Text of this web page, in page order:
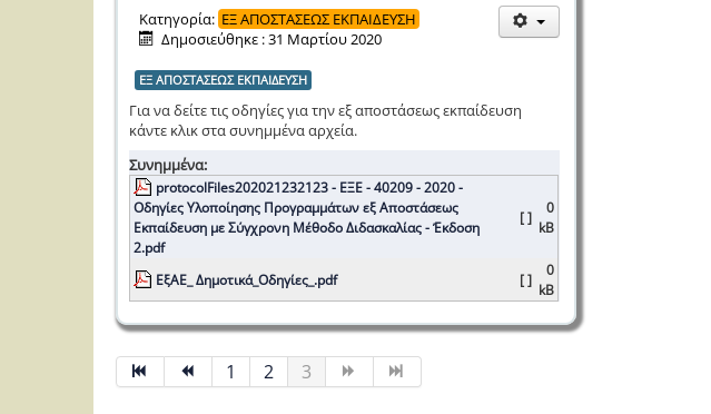
Κατηγορία: ΕΞ ΑΠΟΣΤΑΣΕΩΣ ΕΚΠΑΙΔΕΥΣΗ
Δημοσιεύθηκε : 31 Μαρτίου 2020
ΕΞ ΑΠΟΣΤΑΣΕΩΣ ΕΚΠΑΙΔΕΥΣΗ
Για να δείτε τις οδηγίες για την εξ αποστάσεως εκπαίδευση
κάντε κλικ στα συνημμένα αρχεία.
Συνημμένα:
protocolFiles202021232123 - ΕΞΕ - 40209 - 2020 -
Οδηγίες Υλοποίησης Προγραμμάτων εξ Αποστάσεως
Εκπαίδευση με Σύγχρονη Μέθοδο Διδασκαλίας - Έκδοση
2.pdf
[ ]
0
kB
ΕξΑΕ_ Δημοτικά_Οδηγίες_.pdf [ ]
0
kB
1 2 3